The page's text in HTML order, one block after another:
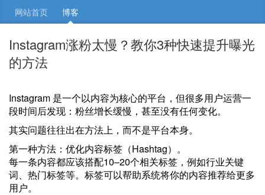
网站首页 博客
Instagram涨粉太慢？教你3种快速提升曝光
的方法
Instagram 是一个以内容为核心的平台，但很多用户运营一
段时间后发现：粉丝增长缓慢，甚至没有任何变化。
其实问题往往出在方法上，而不是平台本身。
第一种方法：优化内容标签（Hashtag）。
每一条内容都应该搭配10–20个相关标签，例如行业关键
词、热门标签等。标签可以帮助系统将你的内容推荐给更多
用户。